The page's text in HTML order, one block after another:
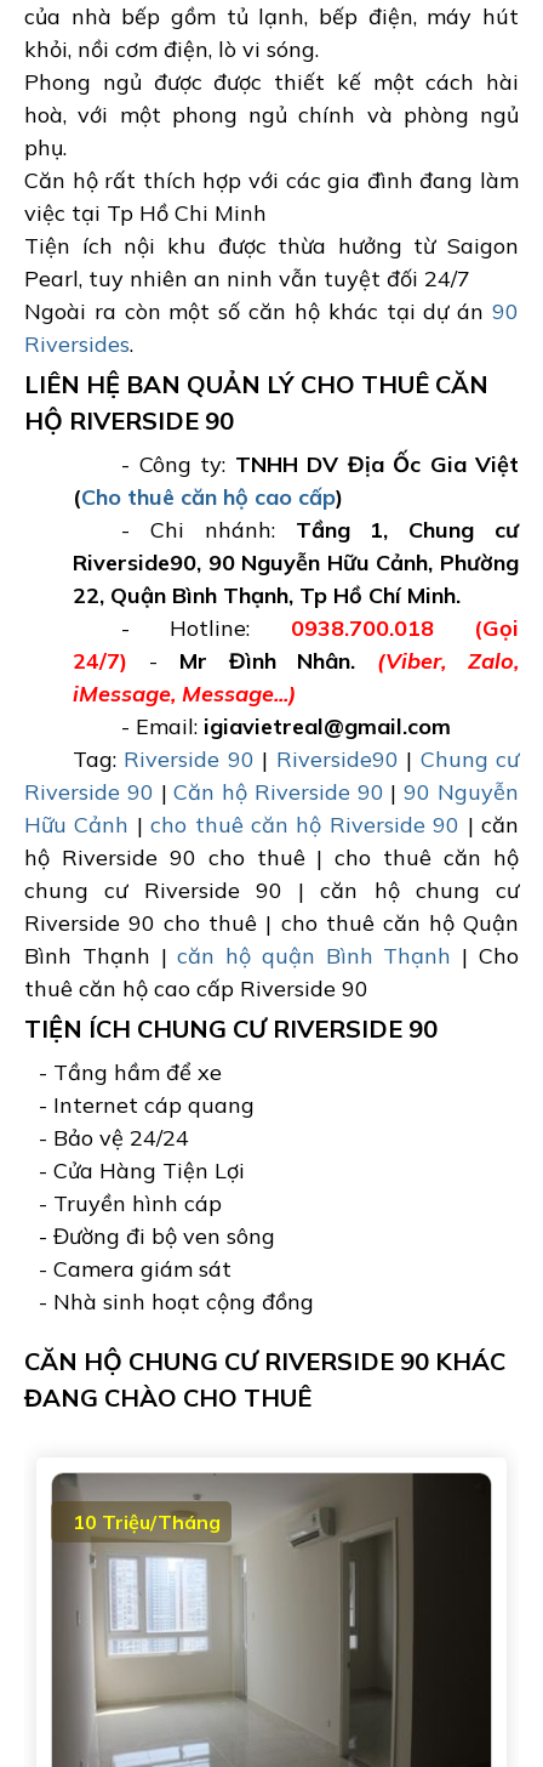
của nhà bếp gồm tủ lạnh, bếp điện, máy hút
khỏi, nồi cơm điện, lò vi sóng.
Phong ngủ được được thiết kế một cách hài
hoà, với một phong ngủ chính và phòng ngủ
phụ.
Căn hộ rất thích hợp với các gia đình đang làm
việc tại Tp Hồ Chi Minh
Tiện ích nội khu được thừa hưởng từ Saigon
Pearl, tuy nhiên an ninh vẫn tuyệt đối 24/7
Ngoài ra còn một số căn hộ khác tại dự án 90
Riversides.
LIÊN HỆ BAN QUẢN LÝ CHO THUÊ CĂN
HỘ RIVERSIDE 90
- Công ty: TNHH DV Địa Ốc Gia Việt
(Cho thuê căn hộ cao cấp)
- Chi nhánh: Tầng 1, Chung cư
Riverside90, 90 Nguyễn Hữu Cảnh, Phường
22, Quận Bình Thạnh, Tp Hồ Chí Minh.
- Hotline: 0938.700.018 (Gọi
24/7) - Mr Đình Nhân. (Viber, Zalo,
iMessage, Message...)
- Email: igiavietreal@gmail.com
Tag: Riverside 90 | Riverside90 | Chung cư
Riverside 90 |Căn hộ Riverside 90 |90 Nguyễn
Hữu Cảnh |cho thuê căn hộ Riverside 90 | căn
hộ Riverside 90 cho thuê | cho thuê căn hộ
chung cư Riverside 90 | căn hộ chung cư
Riverside 90 cho thuê | cho thuê căn hộ Quận
Bình Thạnh |căn hộ quận Bình Thạnh | Cho
thuê căn hộ cao cấp Riverside 90
TIỆN ÍCH CHUNG CƯ RIVERSIDE 90
- Tầng hầm để xe
- Internet cáp quang
- Bảo vệ 24/24
- Cửa Hàng Tiện Lợi
- Truyền hình cáp
- Đường đi bộ ven sông
- Camera giám sát
- Nhà sinh hoạt cộng đồng
CĂN HỘ CHUNG CƯ RIVERSIDE 90 KHÁC
ĐANG CHÀO CHO THUÊ
10 Triệu/Tháng